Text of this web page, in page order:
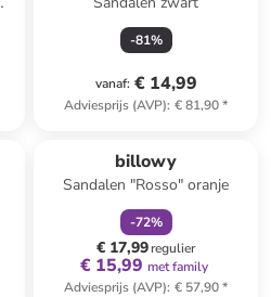
-81%
vanaf: € 14,99
Adviesprijs (AVP): € 81,90*
billowy
Sandalen "Rosso" oranje
-72%
€ 17,99regulier
€ 15,99 met family
Adviesprijs (AVP): € 57,90*